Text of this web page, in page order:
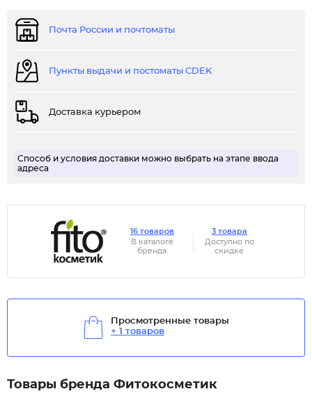
Почта России и почтоматы
Пункты выдачи и постоматы CDEK
Доставка курьером
Способ и условия доставки можно выбрать на этапе ввода
адреса
16 товаров
В каталоге
бренда
3 товара
Доступно по
скидке
Просмотренные товары
+ 1 товаров
Товары бренда Фитокосметик